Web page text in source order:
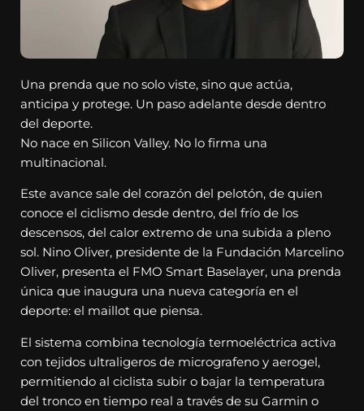
Una prenda que no solo viste, sino que actúa,
anticipa y protege. Un paso adelante desde dentro
del deporte.
No nace en Silicon Valley. No lo firma una
multinacional.
Este avance sale del corazón del pelotón, de quien
conoce el ciclismo desde dentro, del frío de los
descensos, del calor extremo de una subida a pleno
sol. Nino Oliver, presidente de la Fundación Marcelino
Oliver, presenta el FMO Smart Baselayer, una prenda
única que inaugura una nueva categoría en el
deporte: el maillot que piensa.
El sistema combina tecnología termoeléctrica activa
con tejidos ultraligeros de micrografeno y aerogel,
permitiendo al ciclista subir o bajar la temperatura
del tronco en tiempo real a través de su Garmin o